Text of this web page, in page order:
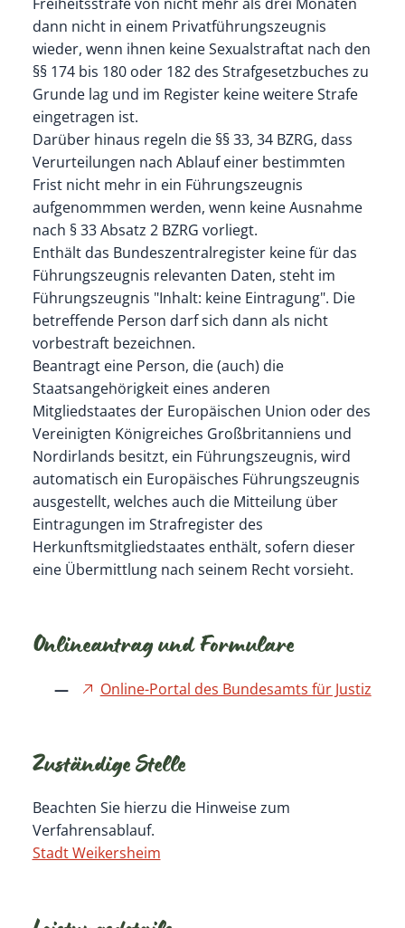
dann nicht in einem Privatführungszeugnis
wieder, wenn ihnen keine Sexualstraftat nach den
§§ 174 bis 180 oder 182 des Strafgesetzbuches zu
Grunde lag und im Register keine weitere Strafe
eingetragen ist.
Darüber hinaus regeln die §§ 33, 34 BZRG, dass
Verurteilungen nach Ablauf einer bestimmten
Frist nicht mehr in ein Führungszeugnis
aufgenommmen werden, wenn keine Ausnahme
nach § 33 Absatz 2 BZRG vorliegt.
Enthält das Bundeszentralregister keine für das
Führungszeugnis relevanten Daten, steht im
Führungszeugnis "Inhalt: keine Eintragung". Die
betreffende Person darf sich dann als nicht
vorbestraft bezeichnen.
Beantragt eine Person, die (auch) die
Staatsangehörigkeit eines anderen
Mitgliedstaates der Europäischen Union oder des
Vereinigten Königreiches Großbritanniens und
Nordirlands besitzt, ein Führungszeugnis, wird
automatisch ein Europäisches Führungszeugnis
ausgestellt, welches auch die Mitteilung über
Eintragungen im Strafregister des
Herkunftsmitgliedstaates enthält, sofern dieser
eine Übermittlung nach seinem Recht vorsieht.
Onlineantrag und Formulare
Online-Portal des Bundesamts für Justiz
Zuständige Stelle
Beachten Sie hierzu die Hinweise zum
Verfahrensablauf.
Stadt Weikersheim